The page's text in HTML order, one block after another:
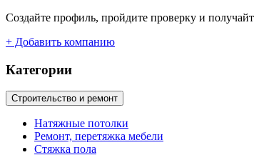
Создайте профиль, пройдите проверку и
+ Добавить компанию
Категории
Строительство и ремонт
Натяжные потолки
Ремонт, перетяжка мебели
Стяжка пола